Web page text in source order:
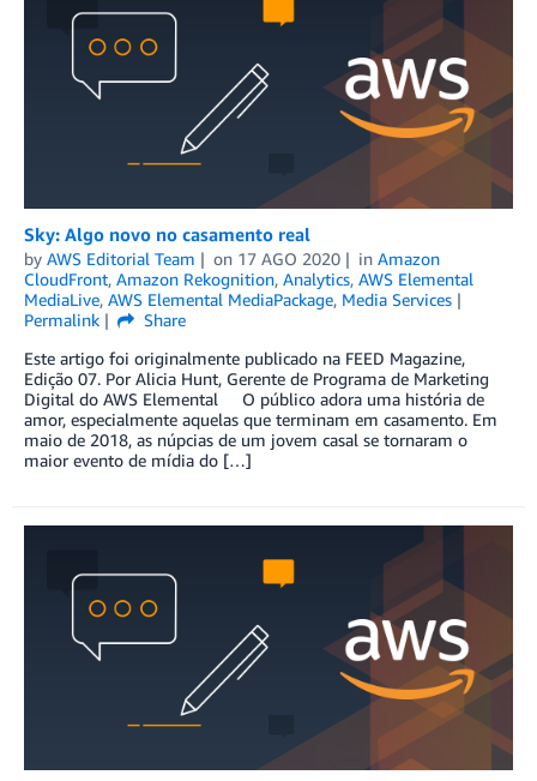
Sky: Algo novo no casamento real
by AWS Editorial Team on 17 AGO 2020 in Amazon
CloudFront, Amazon Rekognition, Analytics, AWS Elemental
MediaLive, AWS Elemental MediaPackage, Media Services
Permalink
Share
Este artigo foi originalmente publicado na FEED Magazine,
Edição 07. Por Alicia Hunt, Gerente de Programa de Marketing
Digital do AWS Elemental O público adora uma história de
amor, especialmente aquelas que terminam em casamento. Em
maio de 2018, as núpcias de um jovem casal se tornaram o
maior evento de mídia do […]